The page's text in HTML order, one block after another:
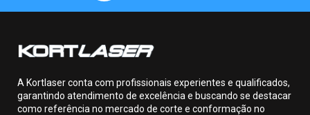
A Kortlaser conta com profissionais experientes e qualificados,
garantindo atendimento de excelência e buscando se destacar
como referência no mercado de corte e conformação no